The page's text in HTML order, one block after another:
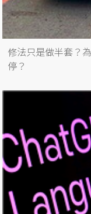
修法只是做半套？
停？